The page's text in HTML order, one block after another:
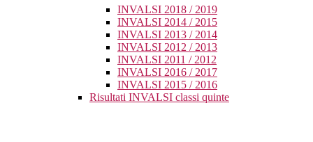
INVALSI 2018 / 2019
INVALSI 2014 / 2015
INVALSI 2013 / 2014
INVALSI 2012 / 2013
INVALSI 2011 / 2012
INVALSI 2016 / 2017
INVALSI 2015 / 2016
Risultati INVALSI classi quinte